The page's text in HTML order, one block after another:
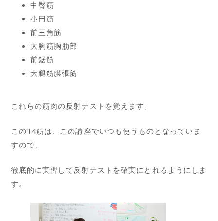
中臀筋
小円筋
前三角筋
大胸筋胸肋部
前鋸筋
大腿筋膜張筋
これらの筋肉の反射テストを覚えます。
この14筋は、この講座でいつも使うものとなっていま
すので、
徹底的に実習して反射テストを確実にとれるようにしま
す。